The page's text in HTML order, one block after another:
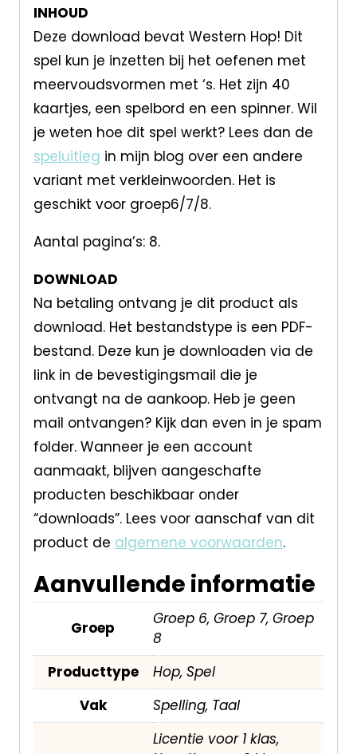
INHOUD
Deze download bevat Western Hop! Dit
spel kun je inzetten bij het oefenen met
meervoudsvormen met ‘s. Het zijn 40
kaartjes, een spelbord en een spinner. Wil
je weten hoe dit spel werkt? Lees dan de
speluitleg in mijn blog over een andere
variant met verkleinwoorden. Het is
geschikt voor groep6/7/8.
Aantal pagina’s: 8.
DOWNLOAD
Na betaling ontvang je dit product als
download. Het bestandstype is een PDF-
bestand. Deze kun je downloaden via de
link in de bevestigingsmail die je
ontvangt na de aankoop. Heb je geen
mail ontvangen? Kijk dan even in je spam
folder. Wanneer je een account
aanmaakt, blijven aangeschafte
producten beschikbaar onder
“downloads”. Lees voor aanschaf van dit
product de algemene voorwaarden.
Aanvullende informatie
Groep
Groep 6, Groep 7, Groep
8
Producttype
Hop, Spel
Vak
Spelling, Taal
Licentie voor 1 klas,